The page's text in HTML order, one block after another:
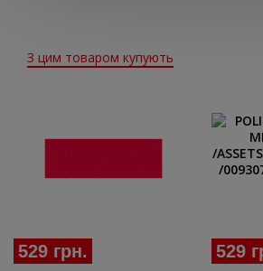
З цим товаром купують
529 грн. 529